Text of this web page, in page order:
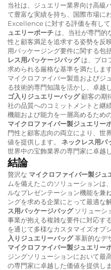
当社は、ジュエリー業界向け高級
て豊富な実績を持ち、国際市場に
Excellence に対する評価を有し
ュエリーポーチ は、当社が専門的
性と顧客満足を追求する姿勢を反
用パッケージング要件に関する包
レス用パッケージバッグは、プロ
求められる厳格な基準を満たします
マイクロファイバー製造およびジ
る技術的専門知識を活かし、卓越
ゴ入りジュエリーバッグ顧客の期
社の品質へのコミットメントと継
機能および能力を一層高めるため
マイクロファイバー製ジュエリー
門性と顧客志向の両立により、世
値を提供します。 ネックレス用パ
世界中の宝飾業界の専門家に卓越
結論
贅沢な マイクロファイバー製ジュ
ムを備えたこのソリューションは
ルなプレゼンテーション機能を兼
ングを求める企業にとって最適な
ス用パッケージバッグ ソリューシ
事業が抱える複雑な要件に対応す
を通じて多様なカスタマイズオプ
入りジュエリーバッグ革新的なデ
マイクロファイバー製ジュエリー
ジングソリューションにおいて最
の専門家に卓越した価値を提供しま